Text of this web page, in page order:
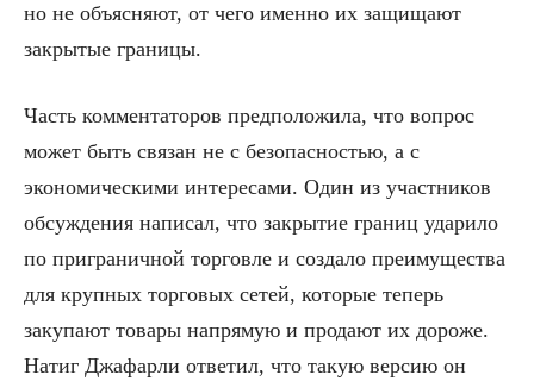
но не объясняют, от чего именно их защищают
закрытые границы.
Часть комментаторов предположила, что вопрос
может быть связан не с безопасностью, а с
экономическими интересами. Один из участников
обсуждения написал, что закрытие границ ударило
по приграничной торговле и создало преимущества
для крупных торговых сетей, которые теперь
закупают товары напрямую и продают их дороже.
Натиг Джафарли ответил, что такую версию он